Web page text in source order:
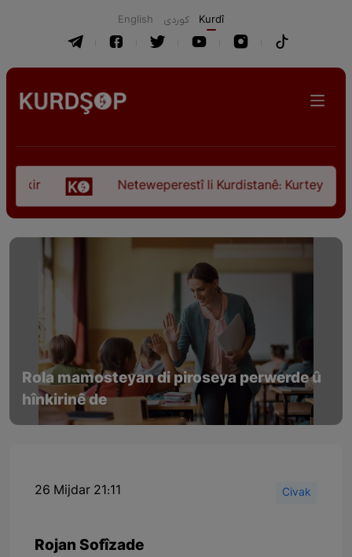
English كوردی Kurdî
Neteweperestî li Kurdistanê: Kurteya
Rola mamosteyan di piroseya perwerde û
hînkirinê de
26 Mijdar 21:11 Civak
Rojan Sofîzade